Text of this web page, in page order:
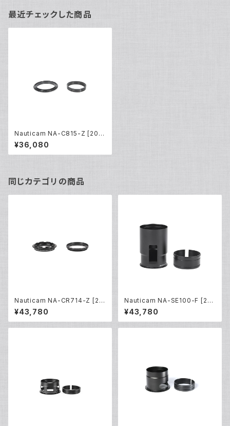
最近チェックした商品
Nauticam NA-C815-Z [204
31]
¥36,080
同じカテゴリの商品
Nauticam NA-CR714-Z [21
812]
¥43,780
Nauticam NA-SE100-F [217
44]
¥43,780